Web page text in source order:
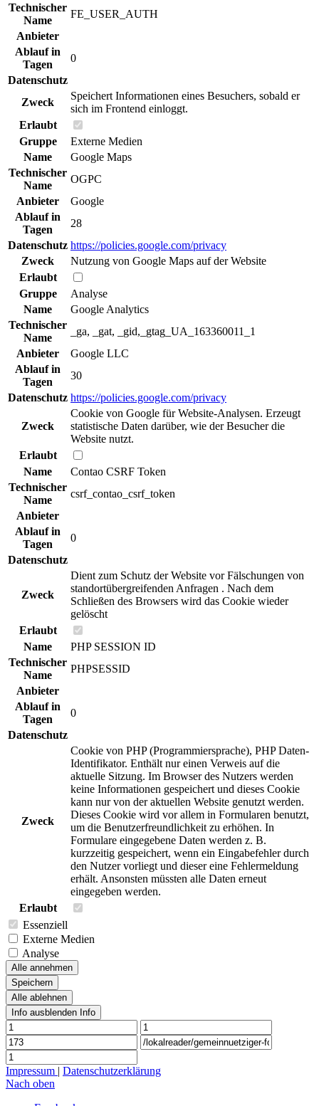
Technischer
Name
FE_USER_AUTH
Anbieter
Ablauf in
Tagen
0
Datenschutz
Zweck
Speichert Informationen eines Besuchers, sobald er
sich im Frontend einloggt.
Erlaubt
Gruppe
Externe Medien
Name
Google Maps
Technischer
Name
OGPC
Anbieter
Google
Ablauf in
Tagen
28
Datenschutz https://policies.google.com/privacy
Zweck
Nutzung von Google Maps auf der Website
Erlaubt
Gruppe
Analyse
Name
Google Analytics
Technischer
Name
_ga, _gat, _gid,_gtag_UA_163360011_1
Anbieter
Google LLC
Ablauf in
Tagen
30
Datenschutz https://policies.google.com/privacy
Zweck
Cookie von Google für Website-Analysen. Erzeugt
statistische Daten darüber, wie der Besucher die
Website nutzt.
Erlaubt
Name
Contao CSRF Token
Technischer
Name
csrf_contao_csrf_token
Anbieter
Ablauf in
Tagen
0
Datenschutz
Zweck
Dient zum Schutz der Website vor Fälschungen von
standortübergreifenden Anfragen . Nach dem
Schließen des Browsers wird das Cookie wieder
gelöscht
Erlaubt
Name
PHP SESSION ID
Technischer
Name
PHPSESSID
Anbieter
Ablauf in
Tagen
0
Datenschutz
Zweck
Cookie von PHP (Programmiersprache), PHP Daten-
Identifikator. Enthält nur einen Verweis auf die
aktuelle Sitzung. Im Browser des Nutzers werden
keine Informationen gespeichert und dieses Cookie
kann nur von der aktuellen Website genutzt werden.
Dieses Cookie wird vor allem in Formularen benutzt,
um die Benutzerfreundlichkeit zu erhöhen. In
Formulare eingegebene Daten werden z. B.
kurzzeitig gespeichert, wenn ein Eingabefehler durch
den Nutzer vorliegt und dieser eine Fehlermeldung
erhält. Ansonsten müssten alle Daten erneut
eingegeben werden.
Erlaubt
Essenziell
Externe Medien
Analyse
Alle annehmen
Speichern
Alle ablehnen
Info ausblenden Info
Impressum | Datenschutzerklärung
Nach oben